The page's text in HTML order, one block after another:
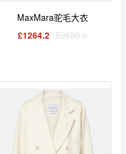
MaxMara驼毛大衣
£1264.2 £2580.0